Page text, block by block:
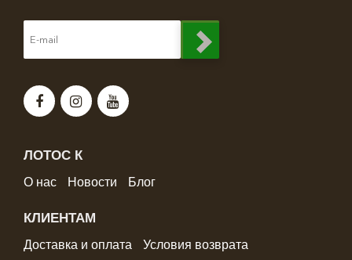
ЛОТОС К
О нас Новости Блог
КЛИЕНТАМ
Доставка и оплата Условия возврата